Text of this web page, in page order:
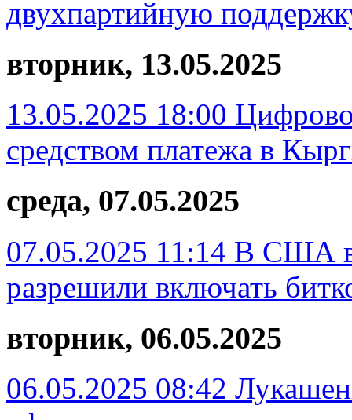
двухпартийную
вторник, 13.05.2025
13.05.2025 18:00
средством платежа в
среда, 07.05.2025
07.05.2025 11:14 В США
разрешили включать
вторник, 06.05.2025
06.05.2025 08:42